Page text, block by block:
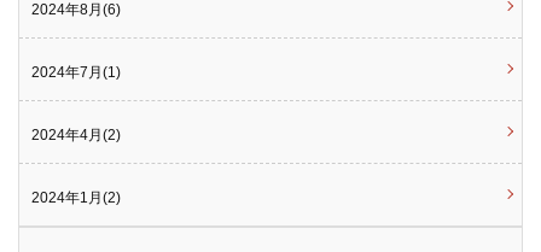
2024年8月(6)
2024年7月(1)
2024年4月(2)
2024年1月(2)